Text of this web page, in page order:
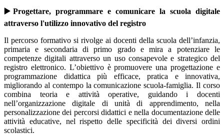
▶️Progettare, programmare e comunicare la scuola digitale
attraverso l'utilizzo innovativo del registro
Il percorso formativo si rivolge ai docenti della scuola dell’infanzia,
primaria e secondaria di primo grado e mira a potenziare le
competenze digitali attraverso un uso consapevole e strategico del
registro elettronico. L’obiettivo è promuovere una progettazione e
programmazione didattica più efficace, pratica e innovativa,
migliorando al contempo la comunicazione scuola-famiglia. Il corso
combina teoria e attività operative, guidando i docenti
nell’organizzazione digitale di unità di apprendimento, nella
personalizzazione dei percorsi didattici e nella documentazione delle
attività educative, nel rispetto delle specificità dei diversi ordini
scolastici.